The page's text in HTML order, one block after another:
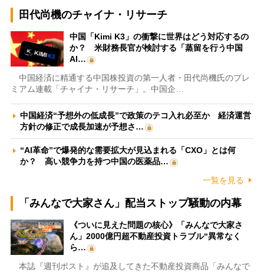
田代尚機のチャイナ・リサーチ
中国「Kimi K3」の衝撃に世界はどう対応するの
か？ 米財務長官が検討する「蒸留を行う中国
AI…
中国経済に精通する中国株投資の第一人者・田代尚機氏のプレ
ミアム連載「チャイナ・リサーチ」。中国企…
中国経済“予想外の低成長”で政策のテコ入れ必至か 経済運営
方針の修正で成長加速が予想さ…
“AI革命”で爆発的な需要拡大が見込まれる「CXO」とは何
か？ 高い競争力を持つ中国の医薬品…
一覧を見る
「みんなで大家さん」配当ストップ騒動の内幕
《ついに見えた問題の核心》「みんなで大家さ
ん」2000億円超不動産投資トラブル“異常なく
ら…
本誌『週刊ポスト』が追及してきた不動産投資商品「みんなで